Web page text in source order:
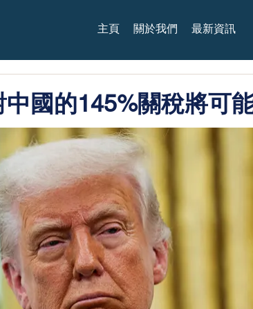
主頁 關於我們 最新資訊
國的145%關稅將可